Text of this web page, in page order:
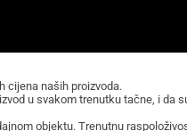
cijena naših proizvoda.
u svakom trenutku tačne, i da
objektu. Trenutnu